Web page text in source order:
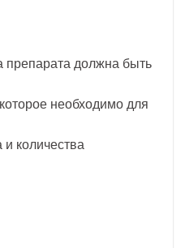
препарата должна быть
необходимо для
и количества